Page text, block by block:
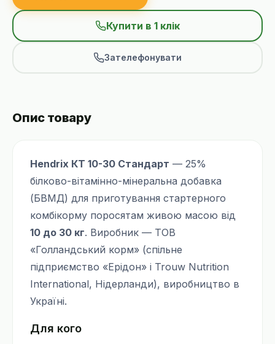
Купити в 1 клік
Зателефонувати
Опис товару
Hendrix КТ 10-30 Стандарт — 25%
білково-вітамінно-мінеральна добавка
(БВМД) для приготування стартерного
комбікорму поросятам живою масою від
10 до 30 кг. Виробник — ТОВ
«Голландський корм» (спільне
підприємство «Ерідон» і Trouw Nutrition
International, Нідерланди), виробництво в
Україні.
Для кого